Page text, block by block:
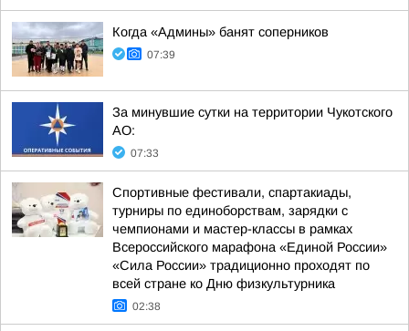
Когда «Админы» банят соперников
07:39
За минувшие сутки на территории Чукотского
АО:
07:33
Спортивные фестивали, спартакиады,
турниры по единоборствам, зарядки с
чемпионами и мастер-классы в рамках
Всероссийского марафона «Единой России»
«Сила России» традиционно проходят по
всей стране ко Дню физкультурника
02:38